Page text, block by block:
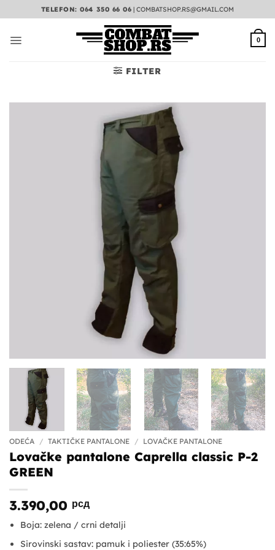
na
TELEFON: 064 350 66 06 |COMBATSHOP.RS@GMAIL.COM
0
FILTER
ODEĆA / TAKTIČKE PANTALONE / LOVAČKE PANTALONE
Lovačke pantalone Caprella classic P-2
GREEN
3.390,00 рсд
Boja: zelena / crni detalji
Sirovinski sastav: pamuk i poliester (35:65%)